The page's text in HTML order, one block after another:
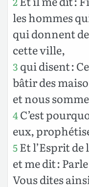
les hommes
qui donnent
cette ville,
3 qui disent :
bâtir des
et nous
4C’est
eux,
5Et l’Esprit
et me dit :
Vous dites